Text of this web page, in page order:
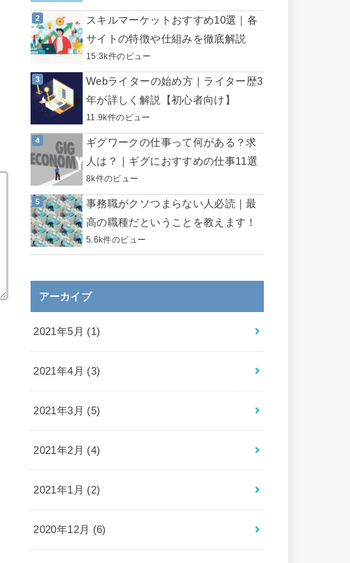
スキルマーケットおすすめ10選｜各
サイトの特徴や仕組みを徹底解説
15.3k件のビュー
Webライターの始め方｜ライター歴3
年が詳しく解説【初心者向け】
11.9k件のビュー
ギグワークの仕事って何がある？求
人は？｜ギグにおすすめの仕事11選
8k件のビュー
事務職がクソつまらない人必読｜最
高の職種だということを教えます！
5.6k件のビュー
アーカイブ
2021年5月 (1)
2021年4月 (3)
2021年3月 (5)
2021年2月 (4)
2021年1月 (2)
2020年12月 (6)